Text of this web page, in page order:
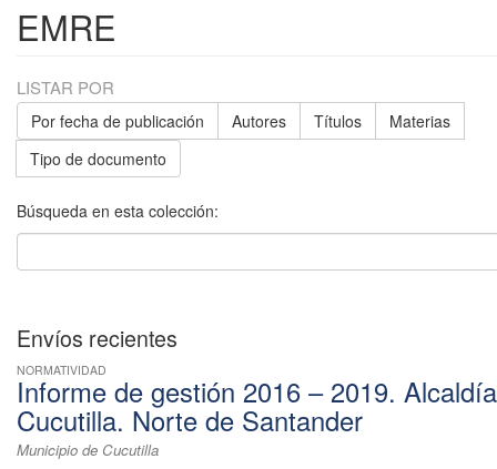
EMRE
LISTAR POR
Por fecha de publicación Autores Títulos
Materias
Tipo de documento
Búsqueda en esta colección:
Envíos recientes
NORMATIVIDAD
Informe de gestión 2016 – 2019.
Cucutilla. Norte de Santander
Municipio de Cucutilla